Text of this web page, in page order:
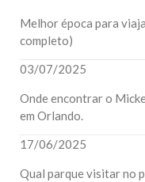
Melhor época para
completo)
03/07/2025
Onde encontrar o
em Orlando.
17/06/2025
Qual parque visitar no